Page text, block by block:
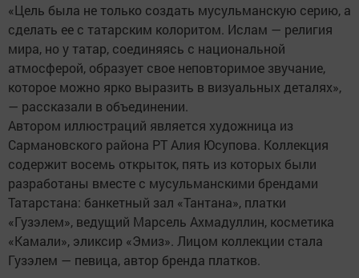
«Цель была не только создать мусульманскую серию, а
сделать ее с татарским колоритом. Ислам — религия
мира, но у татар, соединяясь с национальной
атмосферой, образует свое неповторимое звучание,
которое можно ярко выразить в визуальных деталях»,
— рассказали в объединении.
Автором иллюстраций является художница из
Сармановского района РТ Алия Юсупова. Коллекция
содержит восемь открыток, пять из которых были
разработаны вместе с мусульманскими брендами
Татарстана: банкетный зал «Тантана», платки
«Гузэлем», ведущий Марсель Ахмадуллин, косметика
«Камали», эликсир «Эмиз». Лицом коллекции стала
Гузэлем — певица, автор бренда платков.